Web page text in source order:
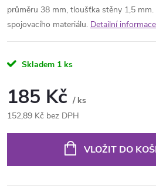
průměru 38 mm, tloušťka stěny 1,5 mm.
spojovacího materiálu. Detailní informace
Skladem 1 ks
185 Kč / ks
152,89 Kč bez DPH
VLOŽIT DO